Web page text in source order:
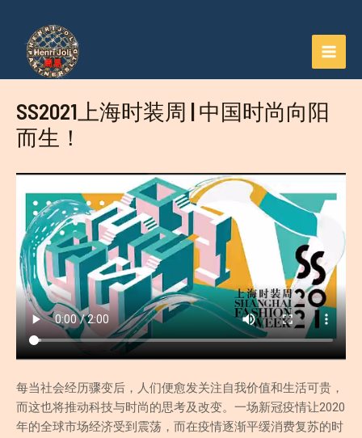
contenu
SS2021上海时装周 | 中国时尚向阳
而生！
每当社会经历骤变后，人们便愈发关注自我价值和生活可贵，
而这也将推动科技与时尚的思考及改变。一场新冠疫情让2020
年的全球市场经济受到震荡，而在疫情逐渐平缓消费复苏的时